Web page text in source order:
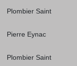
Plombier Saint
Pierre Eynac
Plombier Saint